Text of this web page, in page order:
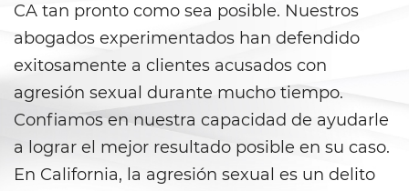
Posesión de una Sustancia
Controlada
Posesión de una Sustancia
Controlada para la Venta
Posesión de Marihuana para la
Venta
CA tan pronto como sea posible. Nuestros
abogados experimentados han defendido
exitosamente a clientes acusados con
agresión sexual durante mucho tiempo.
Confiamos en nuestra capacidad de ayudarle
a lograr el mejor resultado posible en su caso.
En California, la agresión sexual es un delito